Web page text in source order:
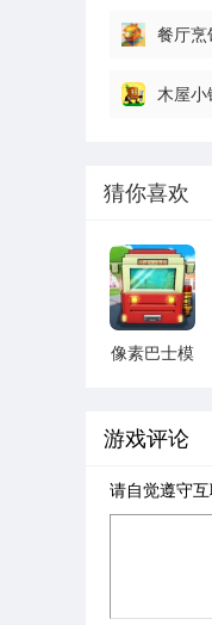
餐厅烹
木屋小
猜你喜欢
像素巴士模
游戏评论
请自觉遵守